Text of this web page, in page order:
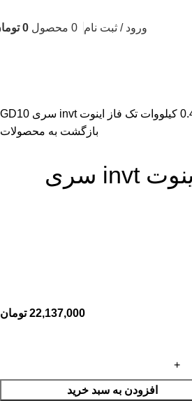
ورود / ثبت نام 0 محصول 0
بازگشت به محصولات
اينورتر 0.4 کیلووات تک فاز اینوت invt سری
22,137,000 تومان
افزودن به سبد خرید